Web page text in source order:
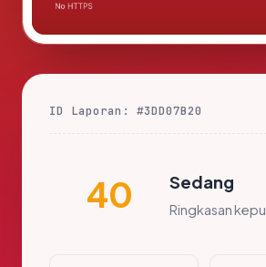
ID Laporan: #3DD07B20
40 Sedang
Ringkasan